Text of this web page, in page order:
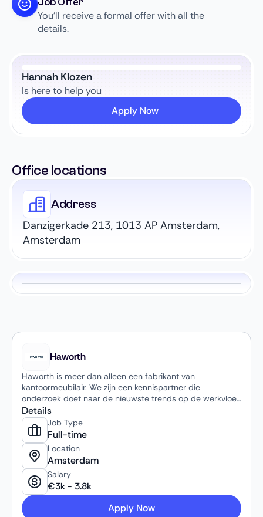
You’ll receive a formal offer with all the
details.
Hannah Klozen
Is here to help you
Apply Now
Office locations
Address
Danzigerkade 213, 1013 AP Amsterdam,
Amsterdam
Haworth
Haworth is meer dan alleen een fabrikant van
kantoormeubilair. We zijn een kennispartner die
onderzoek doet naar de nieuwste trends op de werkvloer.
We werken samen met onze klanten om hun inzicht in de
organisatiecultuur te verbeteren, de betrokkenheid van
het personeel te vergroten en ruimtes in te richten met
inspirerende meubels.
Details
Job Type
Full-time
Location
Amsterdam
Salary
€3k - 3.8k
Apply Now